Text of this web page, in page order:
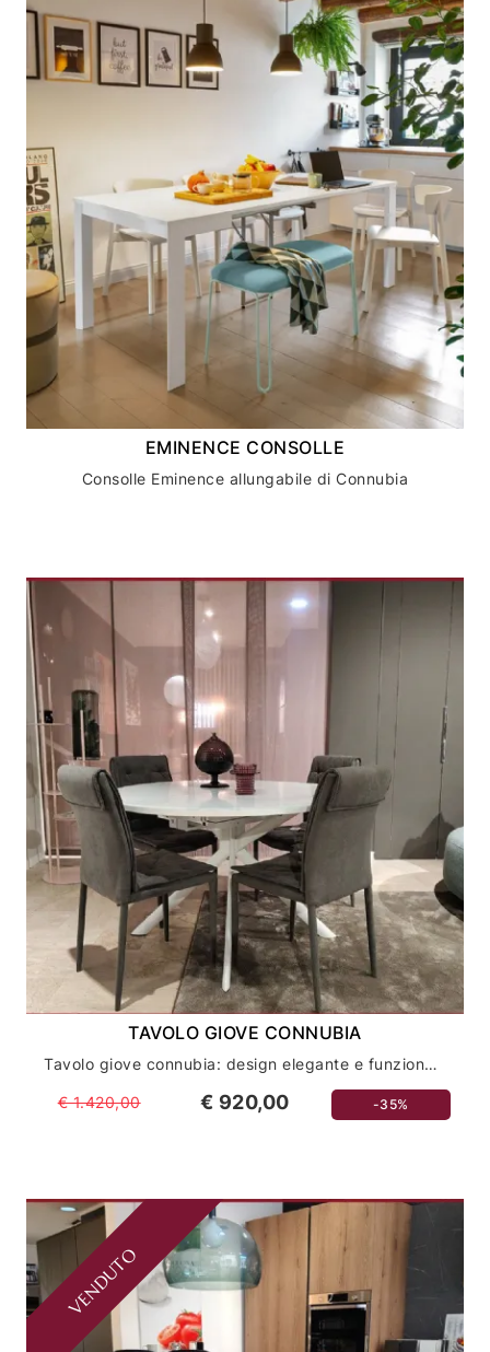
EMINENCE CONSOLLE
Consolle Eminence allungabile di Connubia
TAVOLO GIOVE CONNUBIA
Tavolo giove connubia: design elegante e funzionale per la tua casa
€ 1.420,00 € 920,00 -35%
VENDUTO